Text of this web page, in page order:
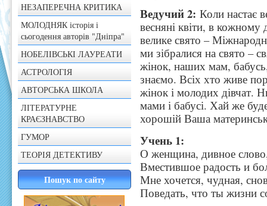
НЕЗАПЕРЕЧНА КРИТИКА
МОЛОДНЯК історія і
сьогодення авторів "Дніпра"
НОБЕЛІВСЬКІ ЛАУРЕАТИ
АСТРОЛОГІЯ
АВТОРСЬКА ШКОЛА
ЛІТЕРАТУРНЕ
КРАЄЗНАВСТВО
ГУМОР
ТЕОРІЯ ДЕТЕКТИВУ
Ведучий 2: Коли настає
весняні квіти, в кожному
велике свято –
ми зібралися на свято –
жінок, наших мам,
знаємо. Всіх хто живе
жінок і молодих дівчат.
мами і бабусі. Хай же
хорошій Ваша
Учень 1:
О женщина, дивное
Вместившое радость и
Мне хочется, чудная,
Поведать, что ты жизни